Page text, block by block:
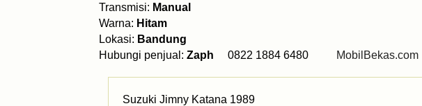
Transmisi: Manual
Warna: Hitam
Lokasi: Bandung
Hubungi penjual: Zaph 0822 1884 6480 MobilBekas.com
Suzuki Jimny Katana 1989